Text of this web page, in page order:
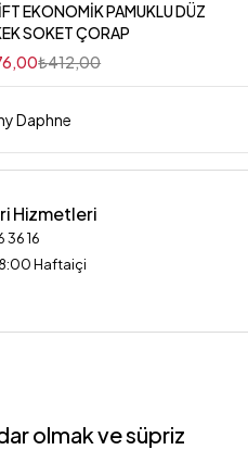
EKONOMİK PAMUKLU DÜZ
SOKET ÇORAP
₺412,00
Daphne
Hizmetleri
36 16
Haftaiçi
olmak ve süpriz